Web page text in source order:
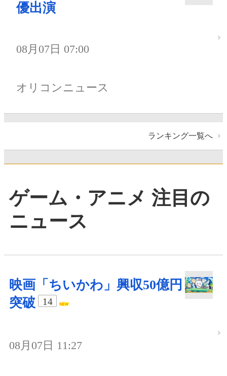
優出演
08月07日 07:00
オリコンニュース
ランキング一覧へ
ゲーム・アニメ 注目の
ニュース
映画「ちいかわ」興収50億円
突破
14
08月07日 11:27